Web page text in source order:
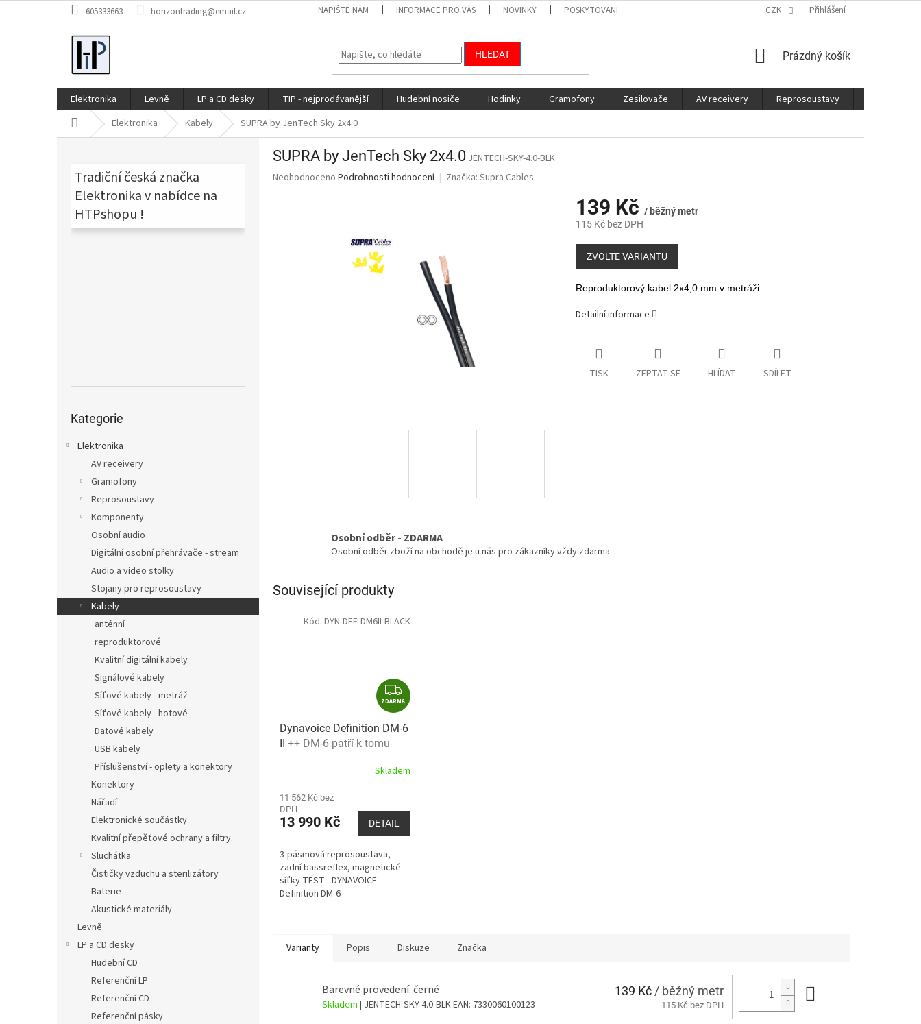
na
605333663 horizontrading@email.cz NAPIŠTE NÁM INFORMACE PRO VÁS NOVINKY POSKYTOVANÉ SLUŽBY CZK Přihlášení
HLEDAT
NÁKUPNÍ
Prázdný košík
Elektronika Levně LP a CD desky TIP - nejprodávanější Hudební nosiče Hodinky Gramofony Zesilovače AV receivery Reprosoustavy
Domů Elektronika Kabely SUPRA by JenTech Sky 2x4.0
Tradiční česká značka
Elektronika v nabídce na
HTPshopu !
kategorie
Kategorie
Elektronika
AV receivery
Gramofony
Reprosoustavy
Komponenty
Osobní audio
Digitální osobní přehrávače - stream
Audio a video stolky
Stojany pro reprosoustavy
Kabely
anténní
reproduktorové
Kvalitní digitální kabely
Signálové kabely
Síťové kabely - metráž
Síťové kabely - hotové
Datové kabely
USB kabely
Příslušenství - oplety a konektory
Konektory
Nářadí
Elektronické součástky
Kvalitní přepěťové ochrany a filtry.
Sluchátka
Čističky vzduchu a sterilizátory
Baterie
Akustické materiály
Levně
LP a CD desky
Hudební CD
Referenční LP
Referenční CD
Referenční pásky
SUPRA by JenTech Sky 2x4.0 JENTECH-SKY-4.0-BLK
Průměrné
Neohodnoceno Podrobnosti hodnocení Značka: Supra Cables
139 Kč / běžný metr
115 Kč bez DPH
Měrná
cena:
ZVOLTE VARIANTU
Reproduktorový kabel 2x4,0 mm v metráži
Detailní informace
TISK ZEPTAT SE HLÍDAT SDÍLET
Osobní odběr - ZDARMA
Osobní odběr zboží na obchodě je u nás pro zákazníky vždy zdarma.
Související produkty
Z
D
A
A
ZDARMA
Dynavoice Definition DM-6
II ++ DM-6 patří k tomu
a to nejen do 20 tisíc ++
Skladem
11 562 Kč bez
DPH
13 990 Kč DETAIL
3-pásmová reprosoustava,
zadní bassreflex, magnetické
síťky TEST - DYNAVOICE
Definition DM-6
Kód: DYN-DEF-DM6II-BLACK
Varianty Popis Diskuze Značka
Barevné provedení: černé
Skladem | JENTECH-SKY-4.0-BLKEAN: 7330060100123
139 Kč / běžný metr
115 Kč bez DPH